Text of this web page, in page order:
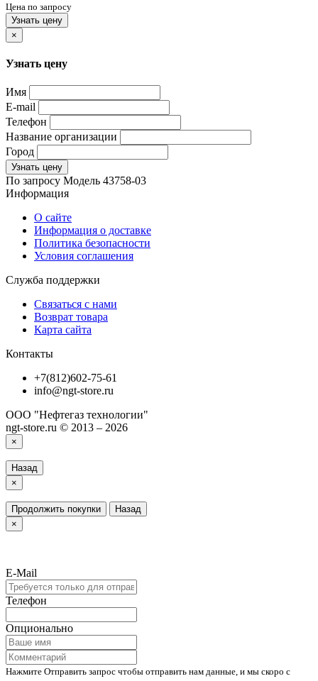
Цена по запросу
Узнать цену
×
Узнать цену
Имя
E-mail
Телефон
Название организации
Город
Узнать цену
По запросу Модель 43758-03
Информация
О сайте
Информация о доставке
Политика безопасности
Условия соглашения
Служба поддержки
Связаться с нами
Возврат товара
Карта сайта
Контакты
+7(812)602-75-61
info@ngt-store.ru
ООО "Нефтегаз технологии"
ngt-store.ru © 2013 – 2026
×
Назад
×
Продолжить покупки
Назад
×
E-Mail
Телефон
Опционально
Нажмите Отправить запрос чтобы отправить нам данные, и мы скоро с